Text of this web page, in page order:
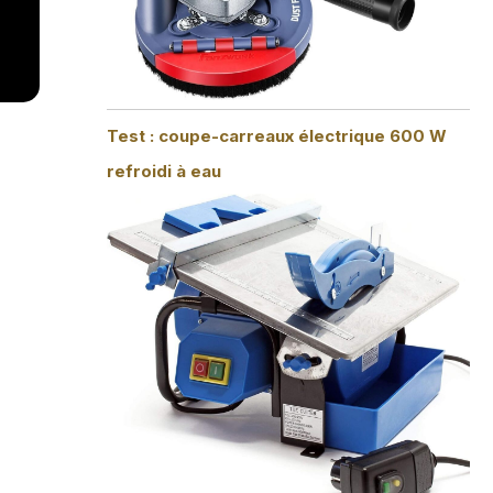
Test : coupe-carreaux électrique 600 W
refroidi à eau